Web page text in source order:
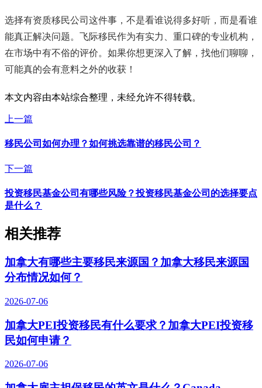
选择有资质移民公司这件事，不是看谁说得多好听，而是看谁
能真正解决问题。飞际移民作为有实力、重口碑的专业机构，
在市场中有不俗的评价。如果你想更深入了解，找他们聊聊，
可能真的会有意料之外的收获！
本文内容由本站综合整理，未经允许不得转载。
上一篇
移民公司如何办理？如何挑选靠谱的移民公司？
下一篇
投资移民基金公司有哪些风险？投资移民基金公司的选择要点
是什么？
相关推荐
加拿大有哪些主要移民来源国？加拿大移民来源国
分布情况如何？
2026-07-06
加拿大PEI投资移民有什么要求？加拿大PEI投资移
民如何申请？
2026-07-06